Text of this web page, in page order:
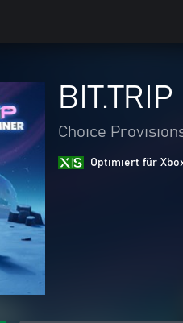
Choice
Optimiert für